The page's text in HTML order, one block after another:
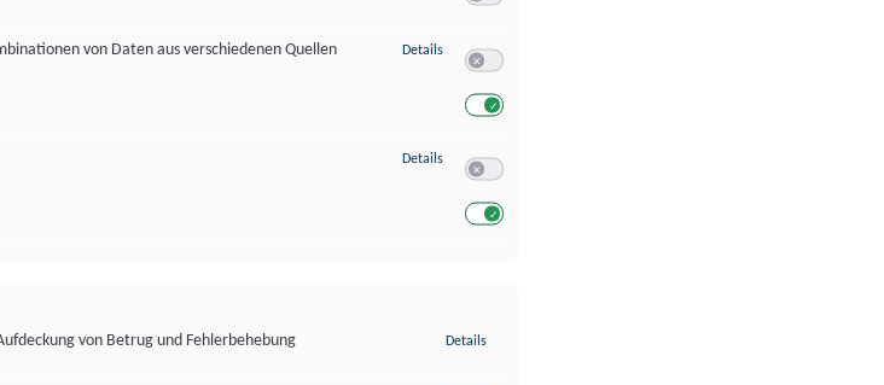
von Daten aus verschiedenen Quellen
Details zu Analyse von Zielgruppen durch Statistiken oder Kombinationen von
Details zu Entwicklung und Verbesserung der Angebote
von Betrug und Fehlerbehebung
Details